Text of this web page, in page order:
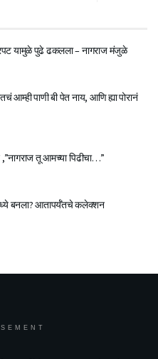
यामुळे पुढे ढकलला – नागराज मंजुळे
आम्ही पाणी बी पेत नाय, आणि ह्या पोरानं
तू आमच्या पिढीचा…”
बनला? आतापर्यँतचे कलेक्शन